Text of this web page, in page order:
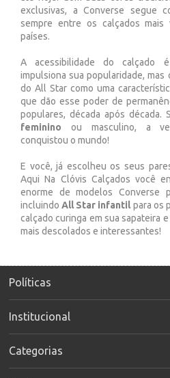
exclusivas, a Converse segue
sempre entre os calçados mais
países.
A acessibilidade do calçado
impulsiona sua popularidade, mas
do All Star como uma
que dão esse poder de
populares, década após década.
feminino ou masculino, a
conquistou o mundo!
E você, já escolheu os seus
Aqui Na Clóvis Calçados você
enorme de modelos Converse
incluindoAll Star infantil para os
calçado curinga em sua sapateira
mais descolados e interessantes!
Políticas
Institucional
Categorias